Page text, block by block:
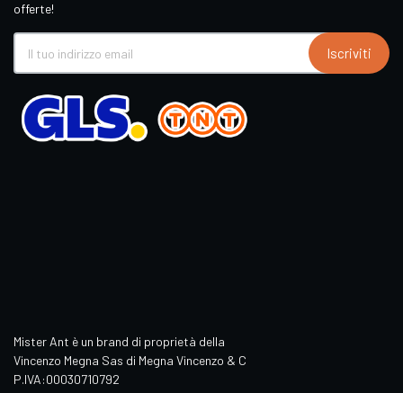
offerte!
Iscriviti
Mister Ant è un brand di proprietà della
Vincenzo Megna Sas di Megna Vincenzo & C
P.IVA:00030710792